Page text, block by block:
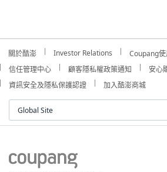
關於酷澎 Investor Relations Coupang
信任管理中心
顧客隱私權政策通知 安心
資訊安全及隱私保護認證
加入酷澎商城
Global Site